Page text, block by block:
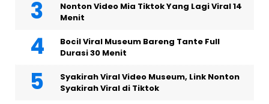
Nonton Video Mia Tiktok Yang Lagi Viral 14
Menit
Bocil Viral Museum Bareng Tante Full
Durasi 30 Menit
Syakirah Viral Video Museum, Link Nonton
Syakirah Viral di Tiktok